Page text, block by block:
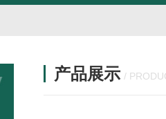
产品展示 /